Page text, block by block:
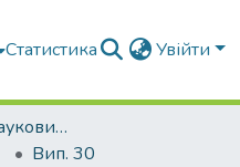
Статистика Увійти
Вибрані статті з наукових збірників КНУБА
Вип. 30